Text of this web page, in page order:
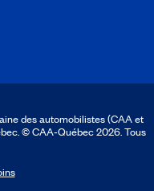
des automobilistes (CAA et
© CAA‑Québec 2026. Tous